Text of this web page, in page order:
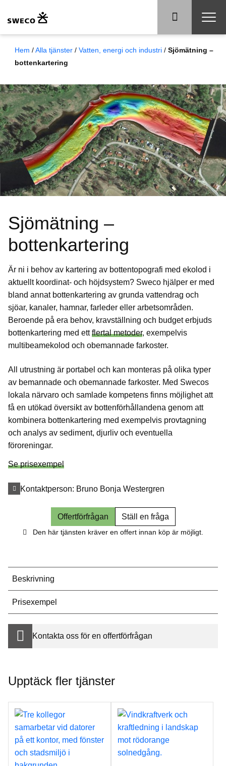
Hem /Alla tjänster / Vatten, energi och industri / Sjömätning –
bottenkartering
Sjömätning –
bottenkartering
Är ni i behov av kartering av bottentopografi med ekolod i
aktuellt koordinat- och höjdsystem? Sweco hjälper er med
bland annat bottenkartering av grunda vattendrag och
sjöar, kanaler, hamnar, farleder eller arbetsområden.
Beroende på era behov, kravställning och budget erbjuds
bottenkartering med ettflertal metoder, exempelvis
multibeamekolod och obemannade farkoster.
All utrustning är portabel och kan monteras på olika typer
av bemannade och obemannade farkoster. Med Swecos
lokala närvaro och samlade kompetens finns möjlighet att
få en utökad översikt av bottenförhållandena genom att
kombinera bottenkartering med exempelvis provtagning
och analys av sediment, djurliv och eventuella
föroreningar.
Se prisexempel
Kontaktperson: Bruno Bonja Westergren
Offertförfrågan Ställ en fråga
Den här tjänsten kräver en offert innan köp är möjligt.
Beskrivning
Prisexempel
Kontakta oss för en offertförfrågan
Upptäck fler tjänster